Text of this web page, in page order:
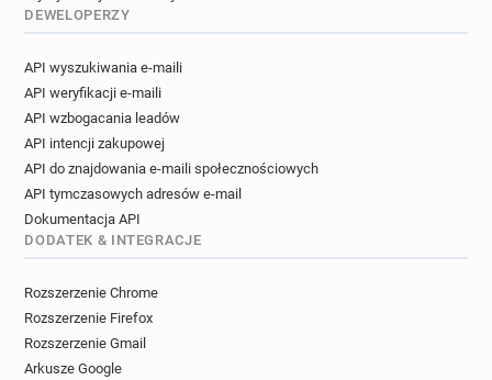
DEWELOPERZY
API wyszukiwania e-maili
API weryfikacji e-maili
API wzbogacania leadów
API intencji zakupowej
API do znajdowania e-maili społecznościowych
API tymczasowych adresów e-mail
Dokumentacja API
DODATEK & INTEGRACJE
Rozszerzenie Chrome
Rozszerzenie Firefox
Rozszerzenie Gmail
Arkusze Google